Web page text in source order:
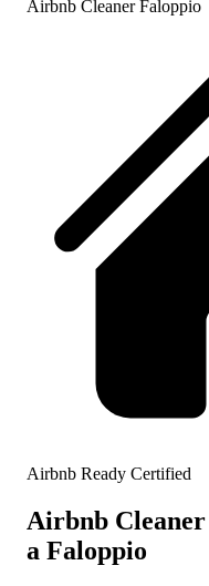
Airbnb Cleaner Faloppio
Airbnb Ready Certified
Airbnb Cleaner
a Faloppio